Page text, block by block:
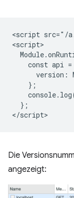
<script src="/
<script>
const api =
version:
    };
  };
Die
angezeigt: